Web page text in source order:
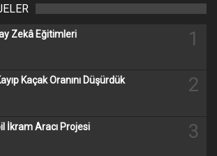
Zekâ Eğitimleri 1
Kaçak Oranını Düşürdük 2
İkram Aracı Projesi 3